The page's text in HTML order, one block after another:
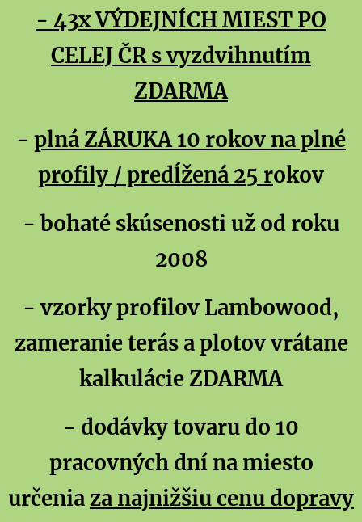
- 43x VÝDEJNÍCH MIEST PO
CELEJ ČR s vyzdvihnutím
ZDARMA
- plná ZÁRUKA 10 rokov na plné
profily / predĺžená 25 rokov
- bohaté skúsenosti už od roku
2008
- vzorky profilov Lambowood,
zameranie terás a plotov vrátane
kalkulácie ZDARMA
- dodávky tovaru do 10
pracovných dní na miesto
určeniaza najnižšiu cenu dopravy